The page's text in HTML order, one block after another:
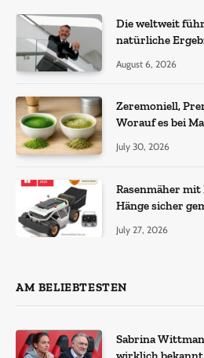
Die weltweit
natürliche
August 6, 2026
Zeremoniell,
Worauf es bei
July 30, 2026
Rasenmäher
Hänge sicher
July 27, 2026
AM BELIEBTESTEN
Sabrina